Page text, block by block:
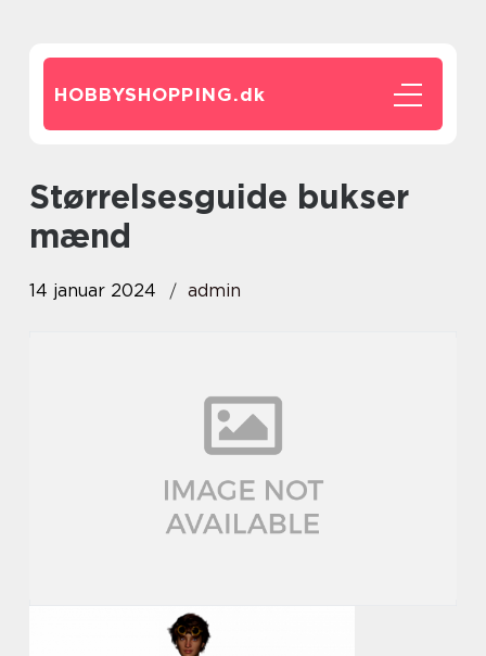
HOBBYSHOPPING.dk
størrelsesguide bukser
mænd
14 januar 2024 admin